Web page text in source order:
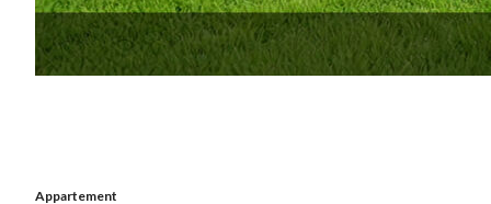
Appartement